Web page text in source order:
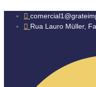
para
Rua Lauro Müller,